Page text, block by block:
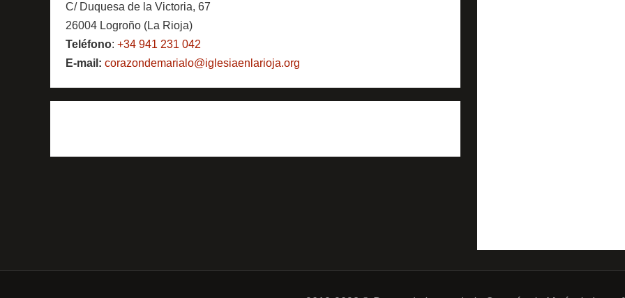
C/ Duquesa de la Victoria, 67
26004 Logroño (La Rioja)
Teléfono: +34 941 231 042
E-mail: corazondemarialo@iglesiaenlarioja.org